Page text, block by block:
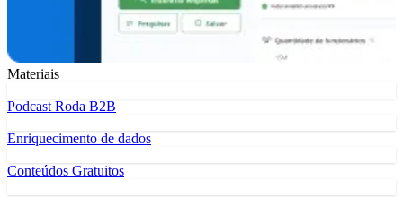
Materiais
Podcast Roda B2B
Enriquecimento de dados
Conteúdos Gratuitos